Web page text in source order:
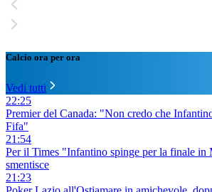
Calcio ora per ora
Vedi tutti
22:25
Premier del Canada: "Non credo che
Fifa"
21:54
Per il Times "Infantino spinge per la finale in
smentisce
21:23